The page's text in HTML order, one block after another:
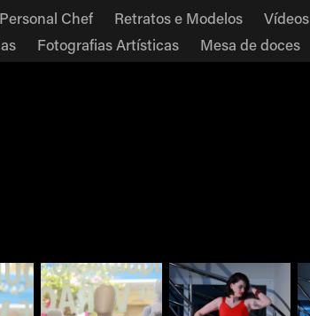
Personal Chef Retratos e Modelos Vídeos
Fotografias Artísticas Mesa de doces